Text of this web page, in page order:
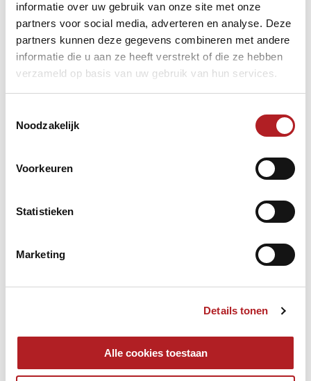
informatie over uw gebruik van onze site met onze
partners voor social media, adverteren en analyse. Deze
partners kunnen deze gegevens combineren met andere
informatie die u aan ze heeft verstrekt of die ze hebben
verzameld op basis van uw gebruik van hun services.
Noodzakelijk
Voorkeuren
Statistieken
Marketing
Details tonen
Alle cookies toestaan
Mocht je komende zondag niet van de partij kunnen zijn
maar toch kans willen maken op delaatste 2 Eurotour
tickets. Klik dan op onderstaande link en schrijf je in voor
het laatste Predator Road to Assen toernooi op zondag 21
september bij Kings & Queensin Assen.
21 september, Kings & Queens, Assen, Prijzengeld € 2000,-
Tekst & banner: KNBB Sectie Pool